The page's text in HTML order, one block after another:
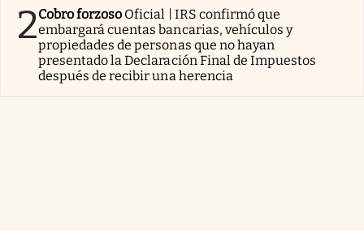
2Cobro forzoso Oficial | IRS confirmó que
embargará cuentas bancarias, vehículos y
propiedades de personas que no hayan
presentado la Declaración Final de Impuestos
después de recibir una herencia